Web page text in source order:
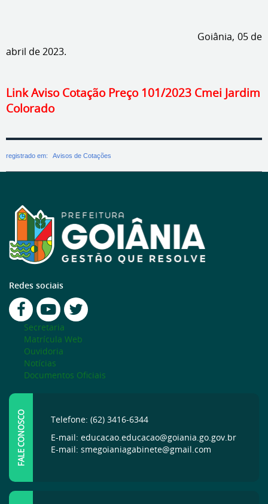
Goiânia, 05 de
abril de 2023.
Link Aviso Cotação Preço 101/2023 Cmei Jardim
Colorado
registrado em: Avisos de Cotações
Redes sociais
Secretaria
Matrícula Web
Ouvidoria
Notícias
Documentos Oficiais
FALE CONOSCO
Telefone: (62) 3416-6344
E-mail: educacao.educacao@goiania.go.gov.br
E-mail: smegoianiagabinete@gmail.com